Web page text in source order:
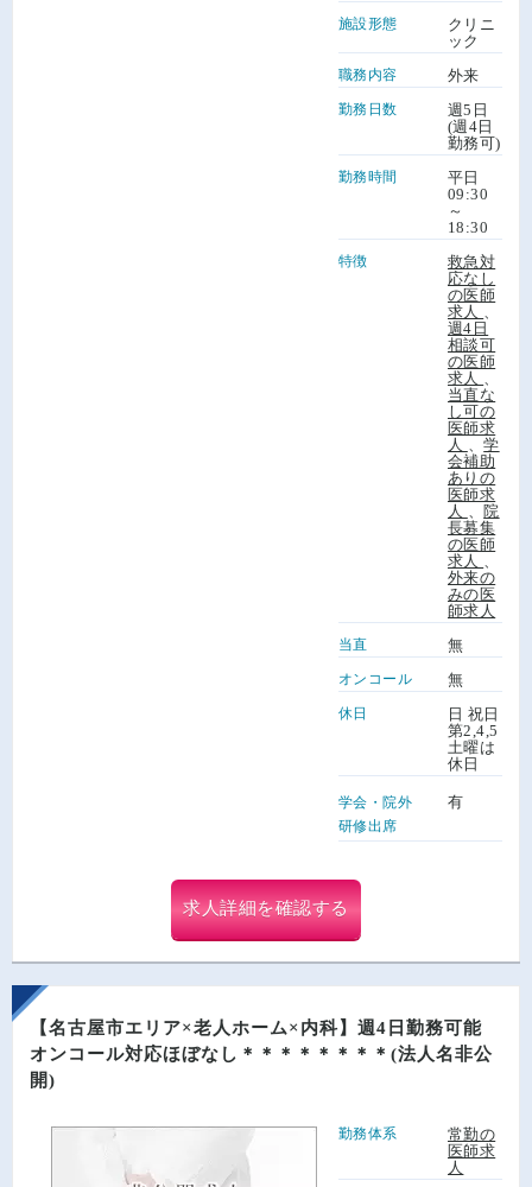
施設形態
クリニ
ック
職務内容 外来
勤務日数
週5日
(週4日
勤務可)
勤務時間
平日
09:30
～
18:30
特徴
救急対
応なし
の医師
求人
週4日
相談可
の医師
求人
当直な
し可の
医師求
人
、学
会補助
ありの
医師求
人
院
長募集
の医師
求人
外来の
みの医
師求人
当直 無
オンコール 無
休日
日 祝日
第2,4,5
土曜は
休日
学会・院外
研修出席
有
求人詳細を確認する
【名古屋市エリア×老人ホーム×内科】週4日勤務可能
オンコール対応ほぼなし＊＊＊＊＊＊＊＊(法人名非公
開)
勤務体系
常勤の
医師求
人